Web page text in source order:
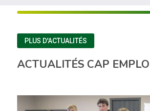
ACTUALITÉS CAP
PLUS D'ACTUALITÉS